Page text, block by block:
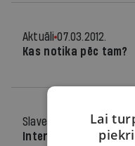
Aktuāli 07.03.2012.
Kas notika pēc tam?
Slavenība
17.08.2011.
Interesants
Lai